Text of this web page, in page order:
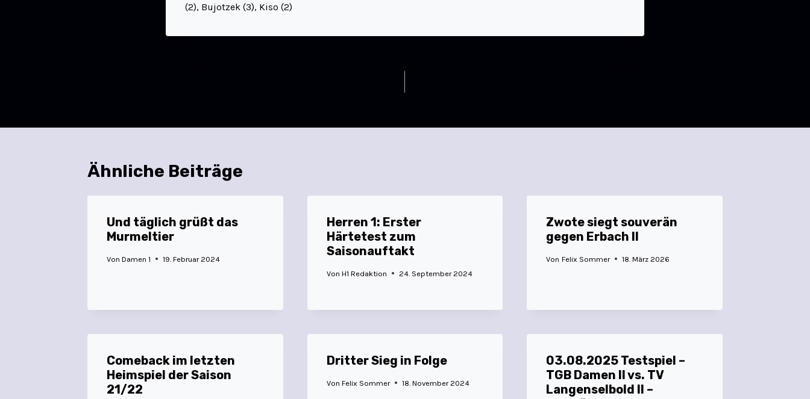
(2), Bujotzek (3), Kiso (2)
Ähnliche Beiträge
Und täglich grüßt das
Murmeltier
Von Damen 1 19. Februar 2024
Herren 1: Erster
Härtetest zum
Saisonauftakt
Von H1 Redaktion 24. September 2024
Zwote siegt souverän
gegen Erbach II
Von Felix Sommer 18. März 2026
Comeback im letzten
Heimspiel der Saison
21/22
Dritter Sieg in Folge
Von Felix Sommer 18. November 2024
03.08.2025 Testspiel –
TGB Damen II vs. TV
Langenselbold II –